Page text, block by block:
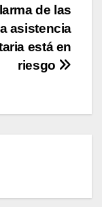
de las
asistencia
está en
riesgo